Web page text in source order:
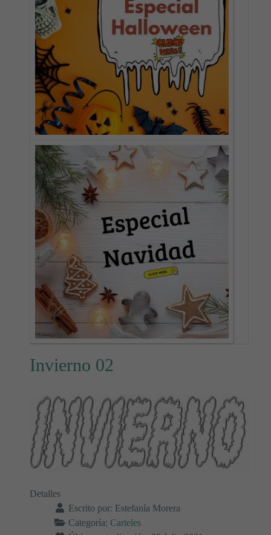
Invierno 02
Detalles
Escrito por: Estefanía Morera
Categoría: Carteles